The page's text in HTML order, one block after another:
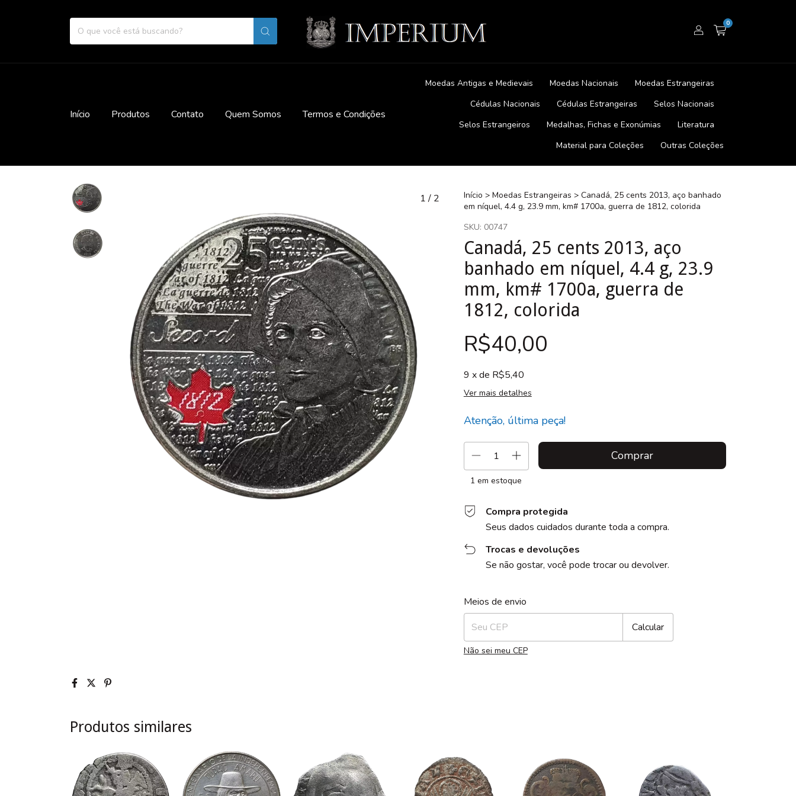
0
Início Produtos Contato Quem Somos Termos e Condições
Moedas Antigas e Medievais Moedas Nacionais
Moedas Estrangeiras
Cédulas Nacionais
Cédulas Estrangeiras
Selos Nacionais
Selos Estrangeiros
Medalhas, Fichas e Exonúmias
Literatura
Material para Coleções
Outras Coleções
1/ 2 Início > Moedas Estrangeiras > Canadá, 25 cents 2013, aço banhado
em níquel, 4.4 g, 23.9 mm, km# 1700a, guerra de 1812, colorida
SKU: 00747
Canadá, 25 cents 2013, aço
banhado em níquel, 4.4 g, 23.9
mm, km# 1700a, guerra de
1812, colorida
R$40,00
9 x de R$5,40
Ver mais detalhes
Atenção, última peça!
1 em estoque
Compra protegida
Seus dados cuidados durante toda a compra.
Trocas e devoluções
Se não gostar, você pode trocar ou devolver.
Entregas para o CEP:
Meios de envio
Calcular
Não sei meu CEP
Produtos similares